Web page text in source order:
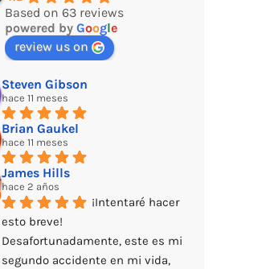
Based on 63 reviews
powered by Google
review us on
Steven Gibson
hace 11 meses
Brian Gaukel
hace 11 meses
James Hills
hace 2 años
¡Intentaré hacer
esto breve!
Desafortunadamente, este es mi
segundo accidente en mi vida,